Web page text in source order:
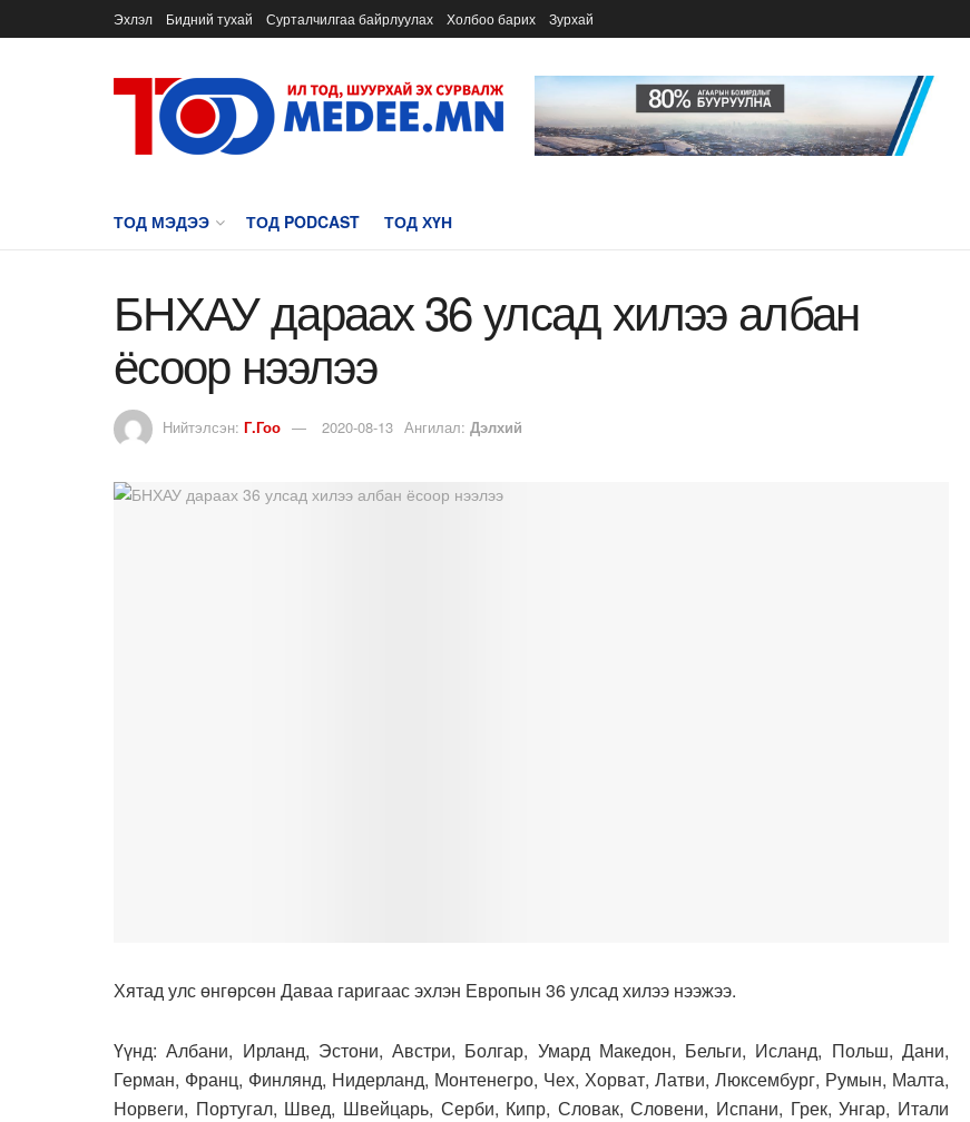
Эхлэл Бидний тухай Сурталчилгаа байрлуулах Холбоо барих Зурхай
ТОД МЭДЭЭ ТОД PODCAST ТОД ХҮН
БНХАУ дараах 36 улсад хилээ албан
ёсоор нээлээ
Нийтэлсэн: Г.Гоо 2020-08-13 Ангилал: Дэлхий
Хятад улс өнгөрсөн Даваа гаригаас эхлэн Европын 36 улсад хилээ нээжээ.
Үүнд: Албани, Ирланд, Эстони, Австри, Болгар, Умард Македон, Бельги, Исланд, Польш, Дани,
Герман, Франц, Финлянд, Нидерланд, Монтенегро, Чех, Хорват, Латви, Люксембург, Румын, Малта,
Норвеги, Португал, Швед, Швейцарь, Серби, Кипр, Словак, Словени, Испани, Грек, Унгар, Итали